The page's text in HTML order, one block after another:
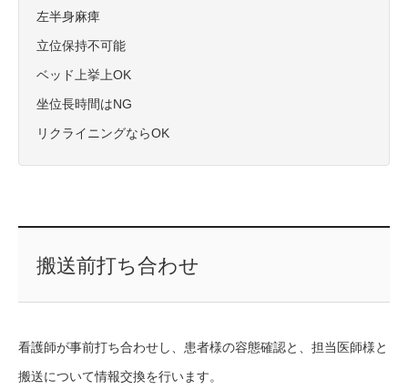
左半身麻痺
立位保持不可能
ベッド上挙上OK
坐位長時間はNG
リクライニングならOK
搬送前打ち合わせ
看護師が事前打ち合わせし、患者様の容態確認と、担当医師様と
搬送について情報交換を行います。